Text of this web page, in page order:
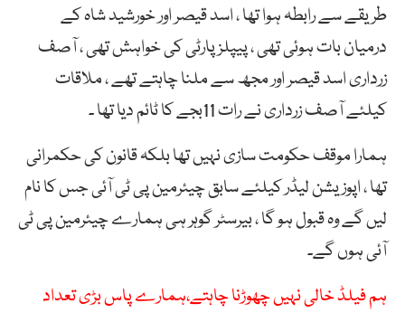
طریقے سے رابطہ ہوا تھا ، اسد قیصر اور خورشید شاہ کے
درمیان بات ہوئی تھی ، پیپلز پارٹی کی خواہش تھی ، آصف
زرداری اسد قیصر اور مجھ سے ملنا چاہتے تھے ، ملاقات
کیلئے آصف زرداری نے رات 11بجے کا ٹائم دیا تھا ۔
ہمارا موقف حکومت سازی نہیں تھا بلکہ قانون کی حکمرانی
تھا ، اپوزیشن لیڈر کیلئے سابق چیئرمین پی ٹی آئی جس کا نام
لیں گے وہ قبول ہو گا ، بیرسٹر گوہر ہی ہمارے چیئرمین پی ٹی
آئی ہوں گے۔
ہم فیلڈ خالی نہیں چھوڑنا چاہتے،ہمارے پاس بڑی تعداد